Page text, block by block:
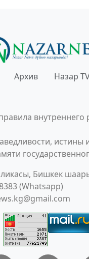
Архив Назар
внутреннего
истины
Бишкек
(Whatsapp)